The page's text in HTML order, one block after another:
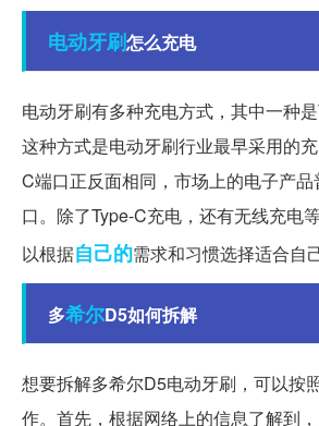
电动牙刷怎么充电
电动牙刷有多种充电方式，其中一种是
这种方式是电动牙刷行业最早采用的
C端口正反面相同，市场上的电子产
口。除了Type-C充电，还有无线充电
以根据自己的需求和习惯选择适合自
多希尔D5如何拆解
想要拆解多希尔D5电动牙刷，可以按
作。首先，根据网络上的信息了解到